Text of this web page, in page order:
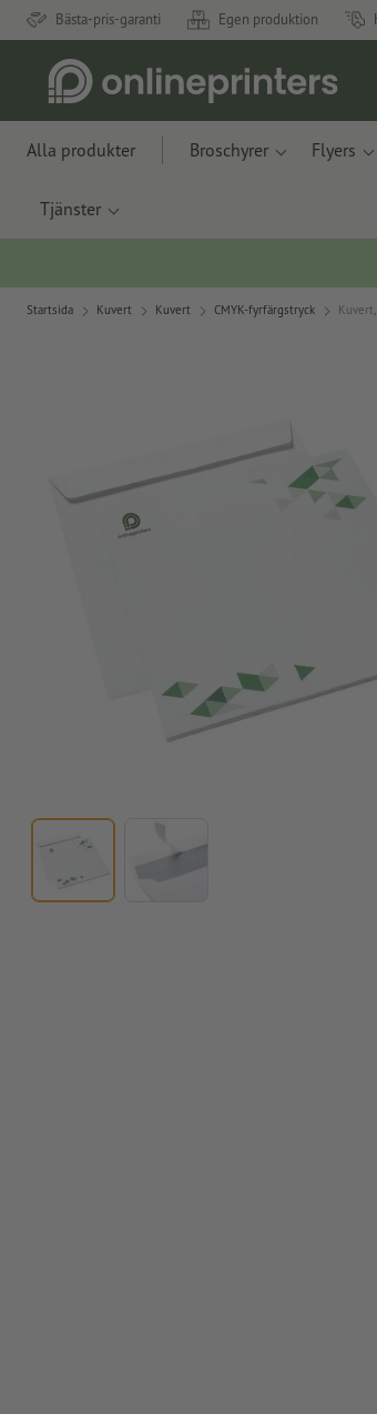
Bästa-pris-garanti Egen produktion
Alla produkter Broschyrer Flyers
Tjänster
Startsida Kuvert Kuvert CMYK-fyrfärgstryck